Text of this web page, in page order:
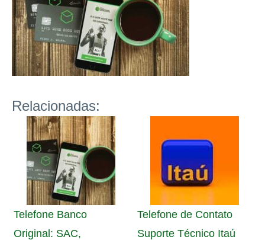
Relacionadas:
Telefone Banco
Original: SAC,
Telefone de Contato
Suporte Técnico Itaú